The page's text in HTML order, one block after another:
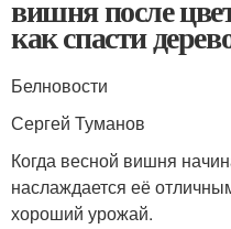
вишня после
как спасти
Белновости
Сергей Туманов
Когда весной вишня
наслаждается её
хороший урожай.